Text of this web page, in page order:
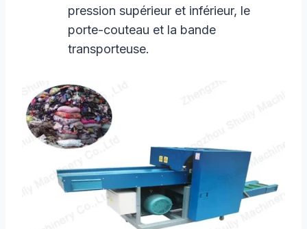
pression supérieur et inférieur, le
porte-couteau et la bande
transporteuse.